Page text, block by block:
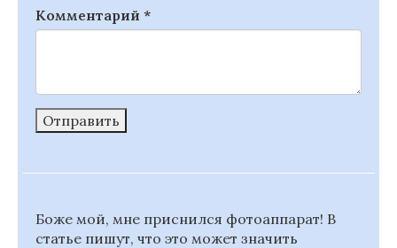
Комментарий *
Отправить
Боже мой, мне приснился фотоаппарат! В
статье пишут, что это может значить